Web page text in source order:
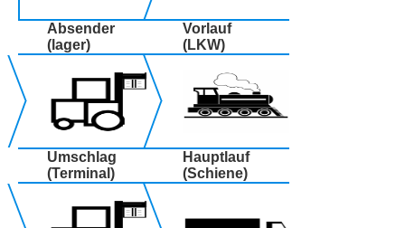
Absender
(lager)
Vorlauf
(LKW)
Umschlag
(Terminal)
Hauptlauf
(Schiene)